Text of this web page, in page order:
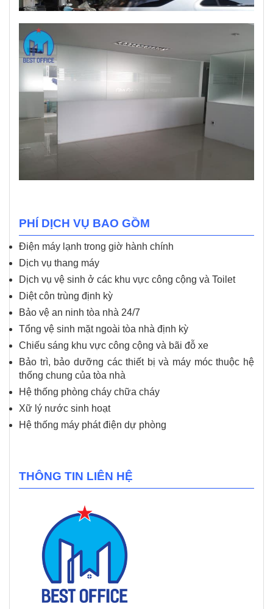
PHÍ DỊCH VỤ BAO GỒM
Điện máy lạnh trong giờ hành chính
Dịch vụ thang máy
Dịch vụ vệ sinh ở các khu vực công cộng và Toilet
Diệt côn trùng định kỳ
Bảo vệ an ninh tòa nhà 24/7
Tổng vệ sinh mặt ngoài tòa nhà định kỳ
Chiếu sáng khu vực công cộng và bãi đỗ xe
Bảo trì, bảo dưỡng các thiết bị và máy móc thuộc hệ
thống chung của tòa nhà
Hệ thống phòng cháy chữa cháy
Xữ lý nước sinh hoạt
Hệ thống máy phát điện dự phòng
THÔNG TIN LIÊN HỆ